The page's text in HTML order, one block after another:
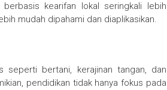
kearifan lokal seringkali lebih
mudah dipahami dan diaplikasikan.
seperti bertani, kerajinan tangan, dan
pendidikan tidak hanya fokus pada